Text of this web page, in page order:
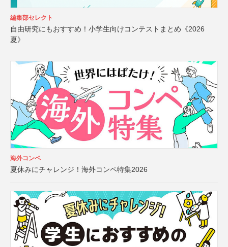
編集部セレクト
自由研究にもおすすめ！小学生向けコンテストまとめ《2026
夏》
海外コンペ
夏休みにチャレンジ！海外コンペ特集2026